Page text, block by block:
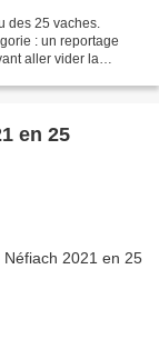
des 25 vaches.
: un reportage
aller vider la
en 25